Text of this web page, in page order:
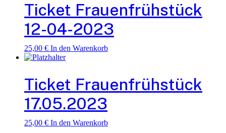
Ticket Frauenfrühstück
12-04-2023
25,00 € In den Warenkorb
Ticket Frauenfrühstück
17.05.2023
25,00 € In den Warenkorb